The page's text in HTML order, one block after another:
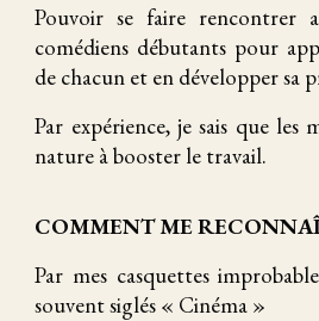
Pouvoir se faire rencontrer
comédiens débutants pour
de chacun et en développer sa
Par expérience, je sais que les
nature à booster le travail.
COMMENT ME
Par mes casquettes
souvent siglés « Cinéma »